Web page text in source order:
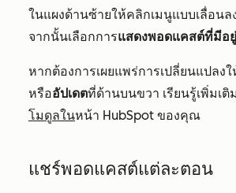
ในแผงด้านซ้ายให้คลิกเมนูแบบเลื่อนล
จากนั้นเลือกการแสดงพอดแคสต์ที่มีอยู่
หากต้องการเผยแพร่การเปลี่ยนแปลง
หรืออัปเดตที่ด้านบนขวา เรียนรู้เพิ่มเติ
โมดูลในหน้า HubSpot ของคุณ
แชร์พอดแคสต์แต่ละตอน